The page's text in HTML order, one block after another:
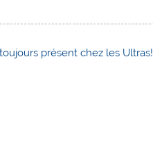
présent chez les Ultras!